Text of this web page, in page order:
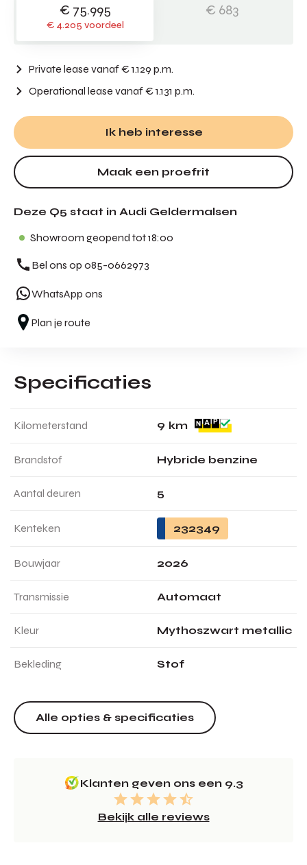
€ 75.995
€ 4.205 voordeel
€ 683
Private lease vanaf € 1.129 p.m.
Operational lease
vanaf € 1.131 p.m.
Ik heb interesse
Maak een proefrit
Deze Q5 staat in Audi Geldermalsen
Showroom geopend tot 18:00
Bel ons op 085-0662973
WhatsApp ons
Plan je route
Specificaties
Kilometerstand 9 km
Brandstof Hybride benzine
Aantal deuren 5
Kenteken 232349
Bouwjaar 2026
Transmissie Automaat
Kleur Mythoszwart metallic
Bekleding Stof
Alle opties & specificaties
Klanten geven ons een 9.3
Bekijk alle reviews